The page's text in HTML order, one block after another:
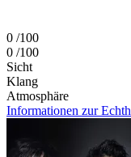
0 /100
0 /100
Sicht
Klang
Atmosphäre
Informationen zur